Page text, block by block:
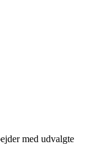
med udvalgte